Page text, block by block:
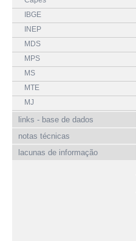
IBGE
INEP
MDS
MPS
MS
MTE
MJ
links - base de dados
notas técnicas
lacunas de informação